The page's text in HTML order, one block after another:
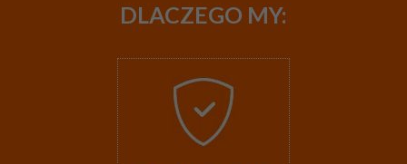
DLACZEGO MY: